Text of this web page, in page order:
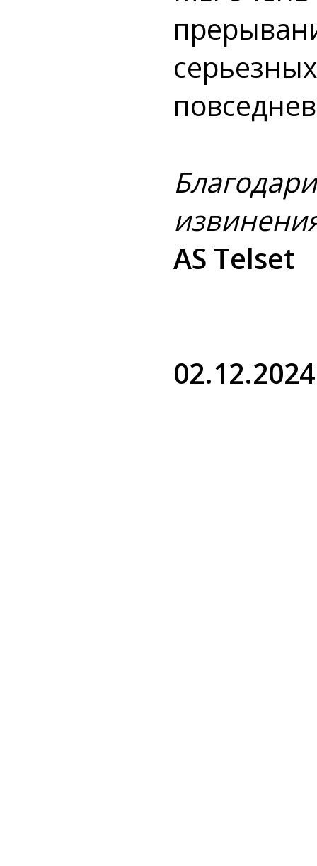
AS Telset
02.12.2024